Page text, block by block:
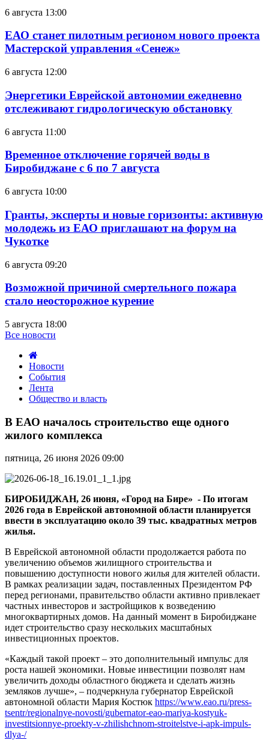
6 августа 13:00
ЕАО станет пилотным регионом нового проекта
Мастерской управления «Сенеж»
6 августа 12:00
Энергетики Еврейской автономии ежедневно
отслеживают гидрологическую обстановку
6 августа 11:00
Временное отключение горячей воды в
Биробиджане с 6 по 7 августа
6 августа 10:00
Гранты, эксперты и новые горизонты: активную
молодежь из ЕАО приглашают на форум на
Чукотке
6 августа 09:20
Возможной причиной смертельного пожара
стало неосторожное курение
5 августа 18:00
Все новости
Новости
События
Лента
Общество и власть
ЕАО
строительство
одного
жилого
комплекса
В ЕАО началось строительство еще одного
жилого комплекса
пятница, 26 июня 2026 09:00
БИРОБИДЖАН, 26 июня, «Город на Бире» - По итогам
2026 года в Еврейской автономной области планируется
ввести в эксплуатацию около 39 тыс. квадратных метров
жилья.
В Еврейской автономной области продолжается работа по
увеличению объемов жилищного строительства и
повышению доступности нового жилья для жителей области.
В рамках реализации задач, поставленных Президентом РФ
перед регионами, правительство области активно привлекает
частных инвесторов и застройщиков к возведению
многоквартирных домов. На данный момент в Биробиджане
идет строительство сразу нескольких масштабных
инвестиционных проектов.
«Каждый такой проект – это дополнительный импульс для
роста нашей экономики. Новые инвестиции позволят нам
увеличить доходы областного бюджета и сделать жизнь
земляков лучше», – подчеркнула губернатор Еврейской
автономной области Мария Костюк https://www.eao.ru/press-
tsentr/regionalnye-novosti/gubernator-eao-mariya-kostyuk-
investitsionnye-proekty-v-zhilishchnom-stroitelstve-i-apk-impuls-
dlya-/